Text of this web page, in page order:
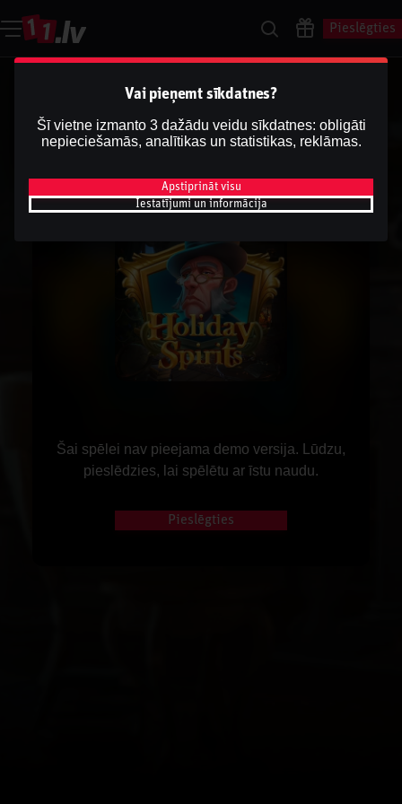
Pieslēgties
Šai spēlei nav pieejama demo versija. Lūdzu,
pieslēdzies, lai spēlētu ar īstu naudu.
Pieslēgties
Vai pieņemt sīkdatnes?
Šī vietne izmanto 3 dažādu veidu sīkdatnes: obligāti
nepieciešamās, analītikas un statistikas, reklāmas.
Apstiprināt visu
Iestatījumi un informācija